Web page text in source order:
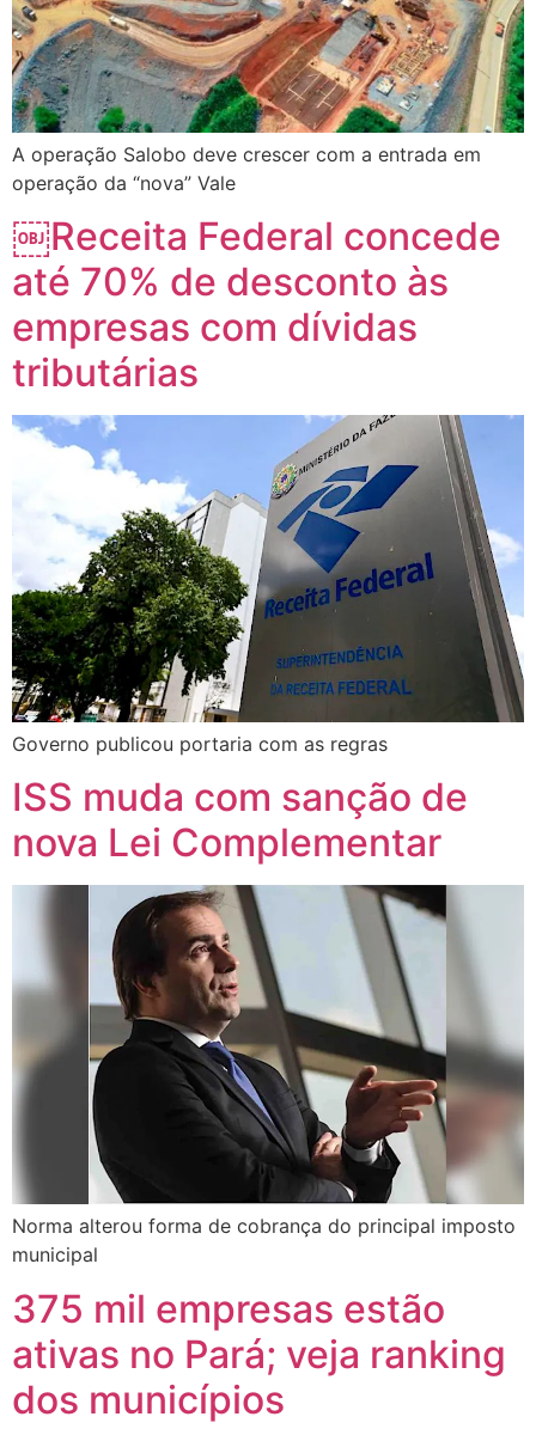
A operação Salobo deve crescer com a entrada em
operação da “nova” Vale
￼Receita Federal concede
até 70% de desconto às
empresas com dívidas
tributárias
Governo publicou portaria com as regras
ISS muda com sanção de
nova Lei Complementar
Norma alterou forma de cobrança do principal imposto
municipal
375 mil empresas estão
ativas no Pará; veja ranking
dos municípios